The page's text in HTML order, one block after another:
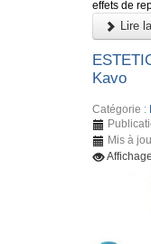
effets de
Lire
Kavo
Catégorie :
Mis à